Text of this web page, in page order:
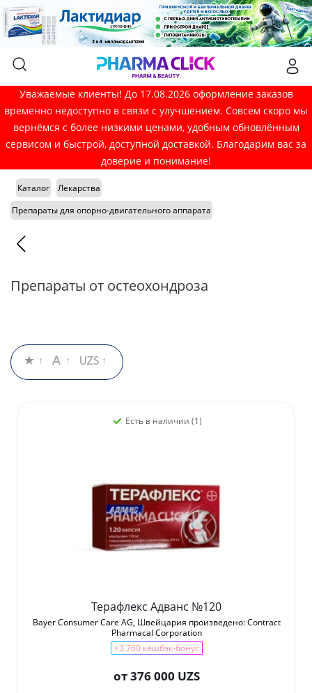
Уважаемые клиенты! До 17.08.2026 оформление заказов
временно недоступно в связи с улучшением. Совсем скоро мы
вернёмся с более низкими ценами, удобным обновлённым
сервисом и быстрой, доступной доставкой. Благодарим вас за
доверие и понимание!
Каталог
Лекарства
Препараты для опорно-двигательного аппарата
Препараты от остеохондроза
Есть в наличии (1)
Терафлекс Адванс №120
Bayer Consumer Care AG, Швейцария произведено: Contract
Pharmacal Corporation
+3 760 кешбэк-бонус
от376 000 UZS